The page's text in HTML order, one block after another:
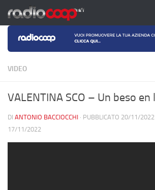
Salta al contenuto
VIDEO
VALENTINA SCO – Un beso en
DI ANTONIO BACCIOCCHI · PUBBLICATO 20/11/2022
17/11/2022